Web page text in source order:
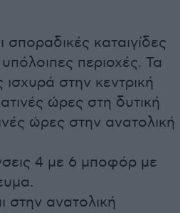
καταιγίδες
περιοχές. Τα
στην κεντρική
ώρες στη δυτική
ώρες στην ανατολική
4 με 6 μποφόρ με
ανατολική